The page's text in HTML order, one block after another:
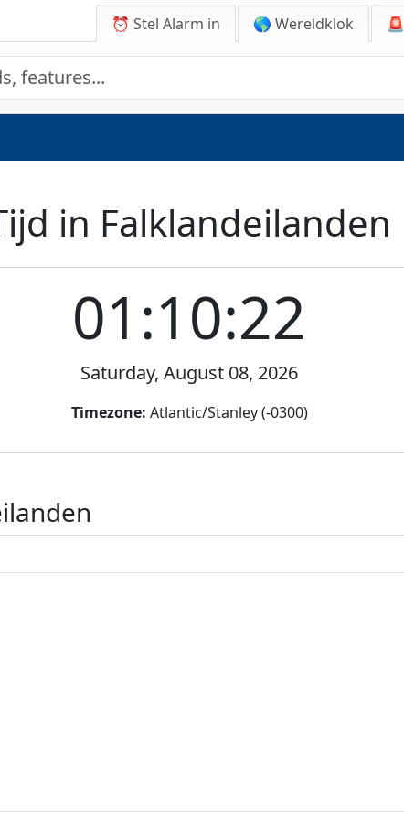
⏰ Stel Alarm in 🌎 Wereldklok 🚨
in Falklandeilanden
01:10:22
Saturday, August 08, 2026
Timezone: Atlantic/Stanley (-0300)